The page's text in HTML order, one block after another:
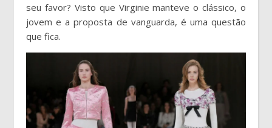
seu favor? Visto que Virginie manteve o clássico, o
jovem e a proposta de vanguarda, é uma questão
que fica.